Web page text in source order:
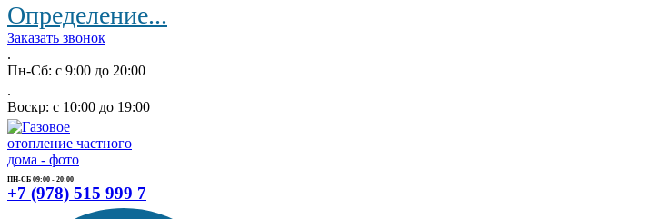
Определение...
Заказать звонок
.
Пн-Сб: с 9:00 до 20:00
.
Воскр: с 10:00 до 19:00
ПН-СБ 09:00 - 20:00
+7 (978) 515 999 7